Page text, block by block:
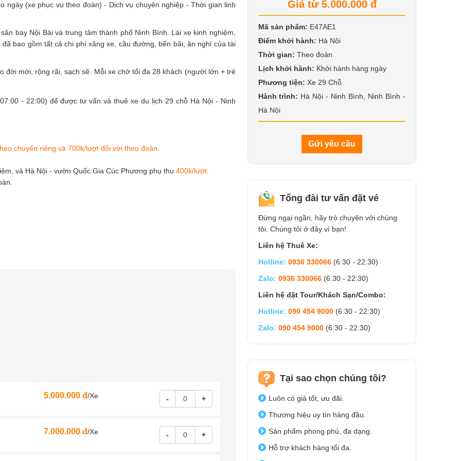
ngày (xe phục vụ theo đoàn) - Dịch vụ chuyên nghiệp - Thời gian linh
bay Nội Bài và trung tâm thành phố Ninh Bình. Lái xe kinh nghiệm,
bao gồm tất cả chi phí xăng xe, cầu đường, bến bãi, ăn nghỉ của tài
đời mới, rộng rãi, sạch sẽ. Mỗi xe chở tối đa 28 khách (người lớn + trẻ
- 22:00) để được tư vấn và thuê xe du lịch 29 chỗ Hà Nội - Ninh
chuyến riêng và 700k/lượt đối với theo đoàn.
và Hà Nội - vườn Quốc Gia Cúc Phương phụ thu 400k/lượt
5.000.000 đ/Xe - +
7.000.000 đ/Xe - +
Giá từ 5.000.000 đ
Mã sản phẩm: E47AE1
Điểm khởi hành: Hà Nội
Thời gian: Theo đoàn
Lịch khởi hành: Khởi hành hàng ngày
Phương tiện: Xe 29 Chỗ
Hành trình: Hà Nội - Ninh Bình, Ninh Bình -
Hà Nội
Gửi yêu cầu
Tổng đài tư vấn đặt vé
Đừng ngại ngần, hãy trò chuyện với chúng
tôi. Chúng tôi ở đây vì bạn!
Liên hệ Thuê Xe:
Hotline: 0936 330066 (6:30 - 22:30)
Zalo: 0936 330066 (6:30 - 22:30)
Liên hệ đặt Tour/Khách Sạn/Combo:
Hotline: 090 454 9000 (6:30 - 22:30)
Zalo: 090 454 9000 (6:30 - 22:30)
Tại sao chọn chúng tôi?
Luôn có giá tốt, ưu đãi.
Thương hiệu uy tín hàng đầu.
Sản phẩm phong phú, đa dạng.
Hỗ trợ khách hàng tối đa.